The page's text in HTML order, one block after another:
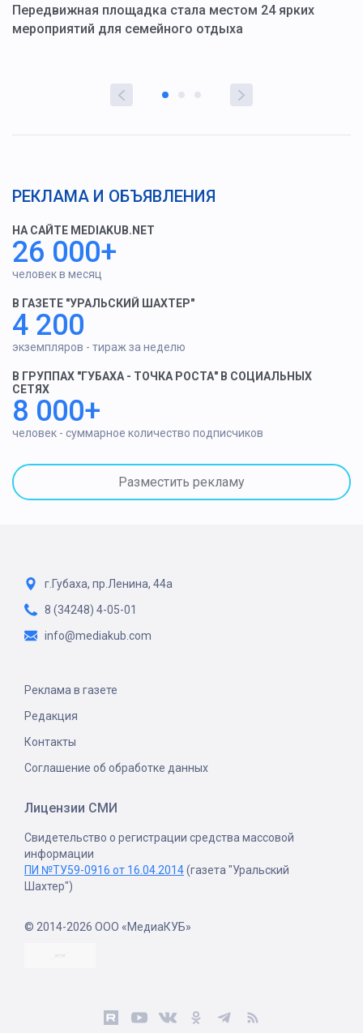
Передвижная площадка стала местом 24 ярких
мероприятий для семейного отдыха
РЕКЛАМА И ОБЪЯВЛЕНИЯ
НА САЙТЕ MEDIAKUB.NET
26 000+
человек в месяц
В ГАЗЕТЕ "УРАЛЬСКИЙ ШАХТЕР"
4 200
экземпляров - тираж за неделю
В ГРУППАХ "ГУБАХА - ТОЧКА РОСТА" В СОЦИАЛЬНЫХ
СЕТЯХ
8 000+
человек - суммарное количество подписчиков
Разместить рекламу
г.Губаха, пр.Ленина, 44а
8 (34248) 4-05-01
info@mediakub.com
Реклама в газете
Редакция
Контакты
Соглашение об обработке данных
Лицензии СМИ
Свидетельство о регистрации средства массовой
информации
ПИ №ТУ59-0916 от 16.04.2014(газета "Уральский
Шахтер")
© 2014-2026 ООО «МедиаКУБ»